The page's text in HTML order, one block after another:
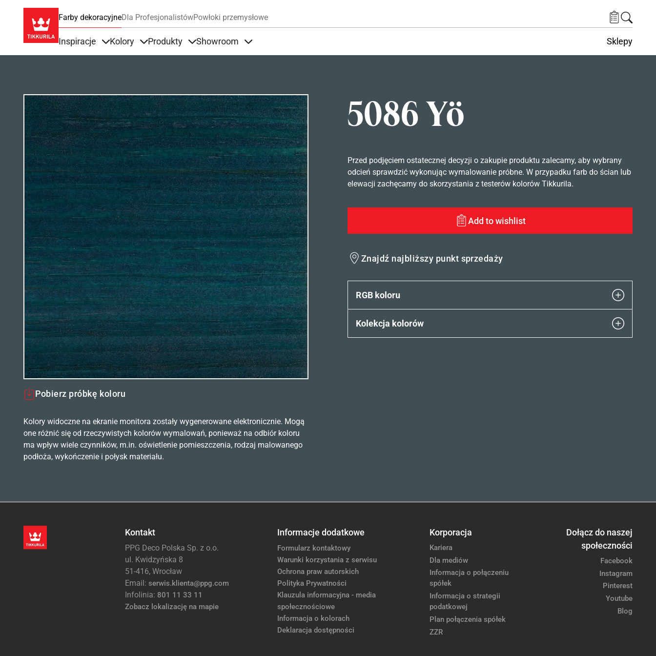
Farby dekoracyjneDla ProfesjonalistówPowłoki przemysłowe
Inspiracje Kolory Produkty Showroom Sklepy
5086 Yö
Pobierz próbkę koloru
Kolory widoczne na ekranie monitora zostały wygenerowane elektronicznie. Mogą
one różnić się od rzeczywistych kolorów wymalowań, ponieważ na odbiór koloru
ma wpływ wiele czynników, m.in. oświetlenie pomieszczenia, rodzaj malowanego
podłoża, wykończenie i połysk materiału.
Przed podjęciem ostatecznej decyzji o zakupie produktu zalecamy, aby wybrany
odcień sprawdzić wykonując wymalowanie próbne. W przypadku farb do ścian lub
elewacji zachęcamy do skorzystania z testerów kolorów Tikkurila.
Add to wishlist
Znajdź najbliższy punkt sprzedaży
RGB koloru
Kolekcja kolorów
Kontakt
PPG Deco Polska Sp. z o.o.
ul. Kwidzyńska 8
51-416, Wrocław
Email: serwis.klienta@ppg.com
Infolinia: 801 11 33 11
Zobacz lokalizację na mapie
Informacje dodatkowe
Formularz kontaktowy
Warunki korzystania z serwisu
Ochrona praw autorskich
Polityka Prywatności
Klauzula informacyjna - media
społecznościowe
Informacja o kolorach
Deklaracja dostępności
Korporacja
Kariera
Dla mediów
Informacja o połączeniu
spółek
Informacja o strategii
podatkowej
Plan połączenia spółek
ZZR
Dołącz do naszej
społeczności
Facebook
Instagram
Pinterest
Youtube
Blog